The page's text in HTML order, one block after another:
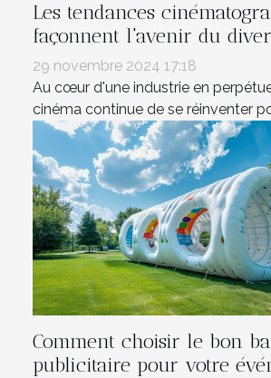
Les tendances
façonnent l'avenir du
29 novembre 2024 17:18
Au cœur d'une industrie en
cinéma continue de se réinventer
Comment choisir le bon
publicitaire pour votre